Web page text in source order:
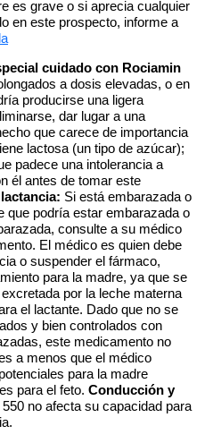
es grave o si aprecia cualquier
en este prospecto, informe a
cuidado con Rociamin
a dosis elevadas, o en
producirse una ligera
dar lugar a una
que carece de importancia
lactosa (un tipo de azúcar);
padece una intolerancia a
él antes de tomar este
Si está embarazada o
que podría estar embarazada o
consulte a su médico
El médico es quien debe
o suspender el fármaco,
para la madre, ya que se
por la leche materna
el lactante. Dado que no se
y bien controlados con
este medicamento no
a menos que el médico
para la madre
para el feto. Conducción y
no afecta su capacidad para